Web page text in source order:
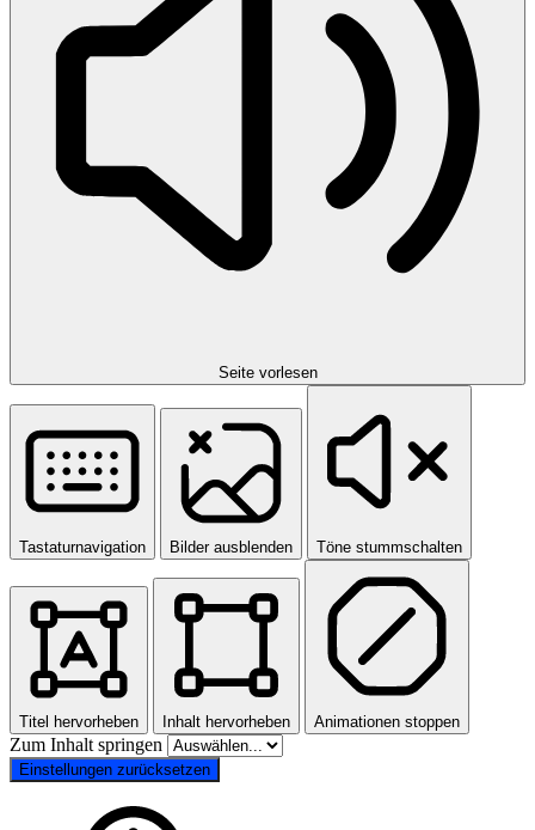
Seite vorlesen
Tastaturnavigation Bilder ausblenden Töne stummschalten
Titel hervorheben Inhalt hervorheben Animationen stoppen
Zum Inhalt springen
Einstellungen zurücksetzen